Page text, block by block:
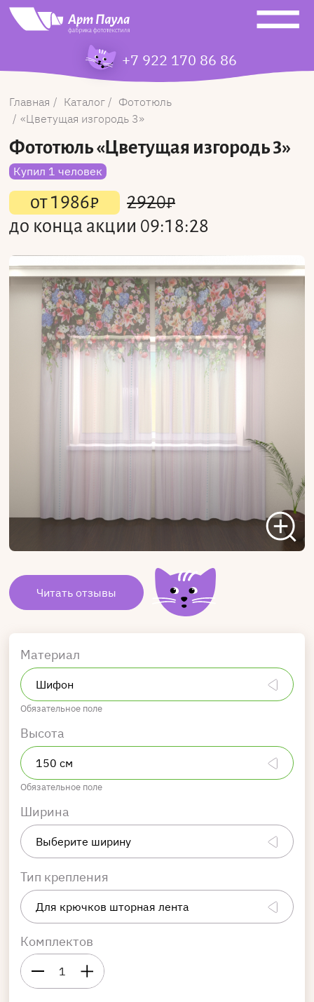
+7 922 170 86 86
Главная Каталог
Фототюль
Цветущая изгородь 3
Фототюль«Цветущая изгородь 3»
Купил 1 человек
от1986₽ 2920₽
до конца акции 09:18:28
Читать отзывы
Материал
Обязательное поле
Высота
Обязательное поле
Ширина
Тип крепления
Комплектов
1